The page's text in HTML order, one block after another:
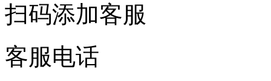
扫码添加客服
客服电话